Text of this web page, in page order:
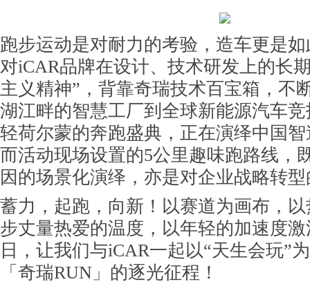
跑步运动是对耐力的考验，造车更是
对iCAR品牌在设计、技术研发上的长
主义精神”，背靠奇瑞技术百宝箱，不
湖江畔的智慧工厂到全球新能源汽车
轻荷尔蒙的奔跑盛典，正在演绎中国
而活动现场设置的5公里趣味跑路线，
因的场景化演绎，亦是对企业战略转
蓄力，起跑，向新！以赛道为画布，
步丈量热爱的温度，以年轻的加速度
日，让我们与iCAR一起以“天生会玩”
「奇瑞RUN」的逐光征程！